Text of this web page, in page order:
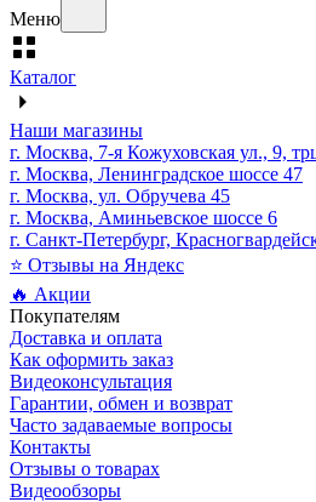
Меню
Каталог
Наши магазины
г. Москва, 7-я Кожуховская ул., 9,
г. Москва, Ленинградское шоссе 47
г. Москва, ул. Обручева 45
г. Москва, Аминьевское шоссе 6
г. Санкт-Петербург,
⭐ Отзывы на Яндекс
🔥 Акции
Покупателям
Доставка и оплата
Как оформить заказ
Видеоконсультация
Гарантии, обмен и возврат
Часто задаваемые вопросы
Контакты
Отзывы о товарах
Видеообзоры